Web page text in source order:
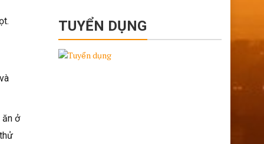
ăn ở
TUYỂN DỤNG